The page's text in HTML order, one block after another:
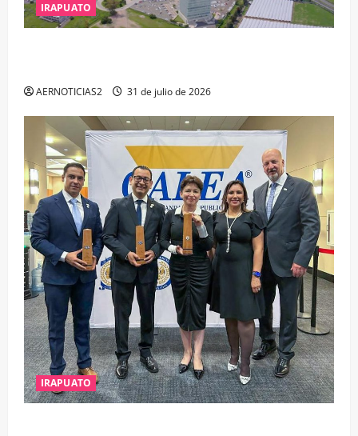
IRAPUATO
AERNOTICIAS2 31 de julio de 2026
IRAPUATO